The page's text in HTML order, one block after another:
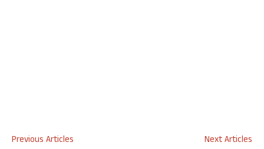
Previous Articles
Next Articles